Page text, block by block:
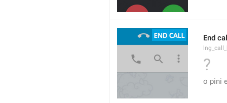
End
?
o pini